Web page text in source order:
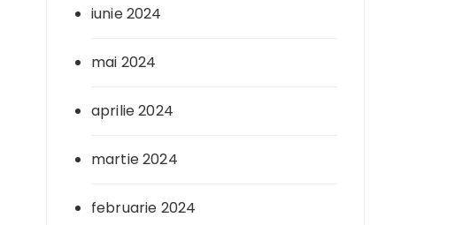
iunie 2024
mai 2024
aprilie 2024
martie 2024
februarie 2024